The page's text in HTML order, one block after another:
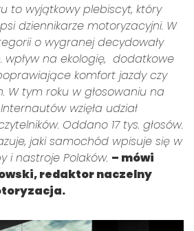
to wyjątkowy plebiscyt, który
dziennikarze motoryzacyjni. W
o wygranej decydowały
wpływ na ekologię, dodatkowe
komfort jazdy czy
W tym roku w głosowaniu na
wzięła udział
Oddano 17 tys. głosów.
jaki samochód wpisuje się w
i nastroje Polaków. – mówi
redaktor naczelny